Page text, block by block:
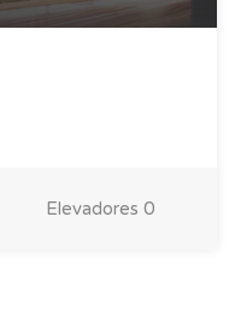
Elevadores 0